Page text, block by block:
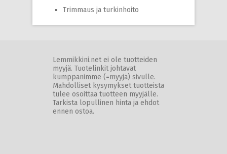
Trimmaus ja turkinhoito
Lemmikkini.net ei ole tuotteiden
myyjä. Tuotelinkit johtavat
kumppanimme (=myyjä) sivulle.
Mahdolliset kysymykset tuotteista
tulee osoittaa tuotteen myyjälle.
Tarkista lopullinen hinta ja ehdot
ennen ostoa.